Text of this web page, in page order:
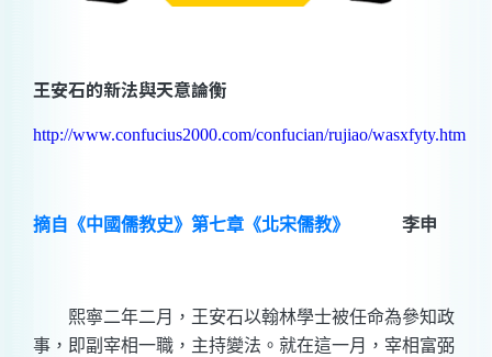
王安石的新法與天意論衡
http://www.confucius2000.com/confucian/rujiao/wasxfyty.htm
摘自《中國儒教史》第七章《北宋儒教》 李申
熙寧二年二月，王安石以翰林學士被任命為參知政
事，即副宰相一職，主持變法。就在這一月，宰相富弼